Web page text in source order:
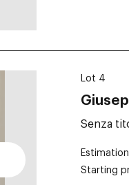
Lot 4
Senza
Estimation
Starting